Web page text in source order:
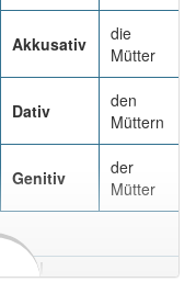
Akkusativ
die
Mütter
Dativ
den
Müttern
Genitiv
der
Mütter
Plural